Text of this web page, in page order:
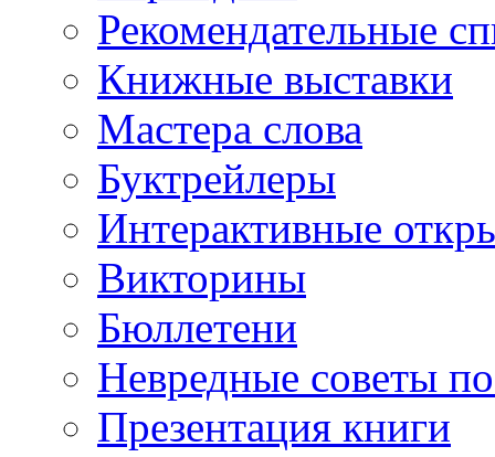
Рекомендательные
Книжные выставки
Мастера слова
Буктрейлеры
Интерактивные
Викторины
Бюллетени
Невредные советы
Презентация книги